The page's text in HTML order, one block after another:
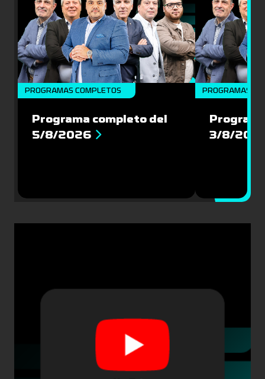
PROGRAMAS COMPLETOS
Programa completo del
5/8/2026
PROGRAMAS
3/8/